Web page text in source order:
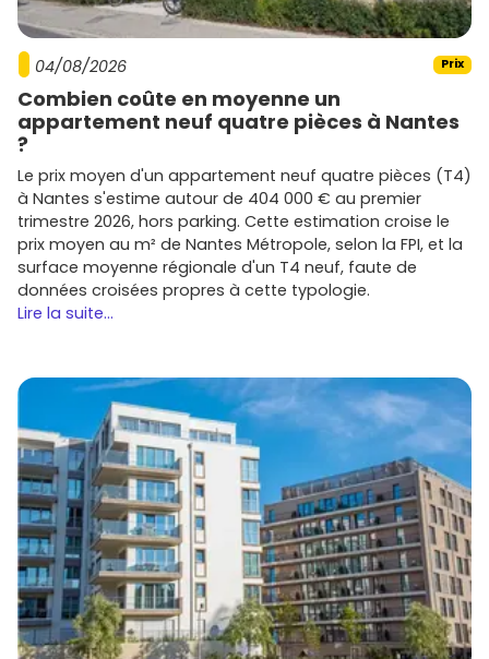
04/08/2026 Prix
Combien coûte en moyenne un
appartement neuf quatre pièces à Nantes
?
Le prix moyen d'un appartement neuf quatre pièces (T4)
à Nantes s'estime autour de 404 000 € au premier
trimestre 2026, hors parking. Cette estimation croise le
prix moyen au m² de Nantes Métropole, selon la FPI, et la
surface moyenne régionale d'un T4 neuf, faute de
données croisées propres à cette typologie.
Lire la suite...